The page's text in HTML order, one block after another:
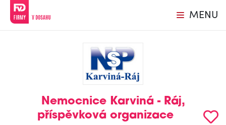
MENU
Nemocnice Karviná - Ráj,
příspěvková organizace